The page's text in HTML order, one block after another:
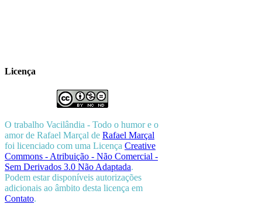
Licença
O trabalho Vacilândia - Todo o humor e o
amor de Rafael Marçal de Rafael Marçal
foi licenciado com uma Licença Creative
Commons - Atribuição - Não Comercial -
Sem Derivados 3.0 Não Adaptada.
Podem estar disponíveis autorizações
adicionais ao âmbito desta licença em
Contato.